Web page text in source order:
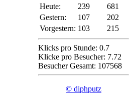
Heute:
239
681
Gestern:
107
202
Vorgestern: 103 215
Klicks pro Stunde: 0.7
Klicke pro Besucher: 7.72
Besucher Gesamt: 107568
© diphputz